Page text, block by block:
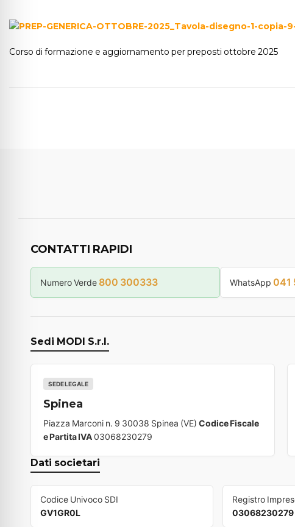
Corso di formazione e aggiornamento per preposti ottobre 2025
CONTATTI RAPIDI
Numero Verde 800 300333 WhatsApp 041
Sedi MODI S.r.l.
SEDE LEGALE
Spinea
Piazza Marconi n. 9 30038 Spinea (VE) Codice Fiscale
e Partita IVA03068230279
Dati societari
Codice Univoco SDI
GV1GR0L
Registro
03068230279